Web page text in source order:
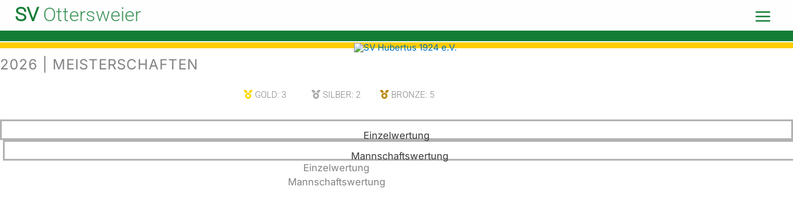
Zum
Inhalt
springen
SVOttersweier
Start Sportliches Meisterschaften 2026 | Ergebnisse
2026 | MEISTERSCHAFTEN
GOLD: 3 SILBER: 2 BRONZE: 5
Einzelwertung
Mannschaftswertung
Einzelwertung
Mannschaftswertung